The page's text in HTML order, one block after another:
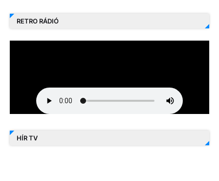
RETRO RÁDIÓ
HÍR TV